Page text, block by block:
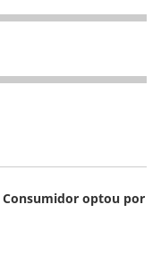
Consumidor optou por